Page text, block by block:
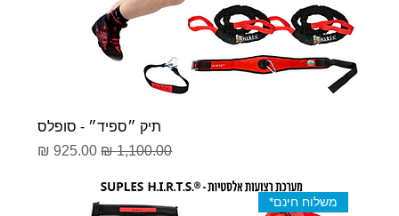
תיק ״ספיד״ - סופלס
מחיר רגיל‏1,100.00 ‏₪ מחיר מבצע
משלוח חינם*